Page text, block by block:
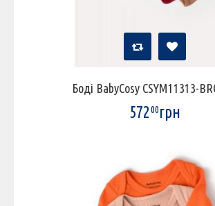
Боді BabyCosy CSYM11313-
57200грн